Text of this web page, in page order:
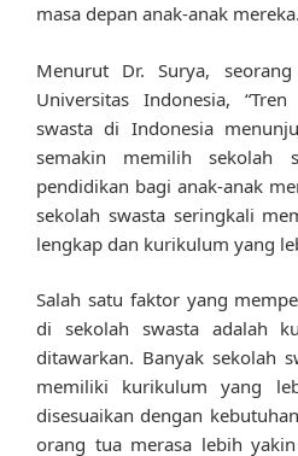
masa depan anak-anak mereka.
Menurut Dr. Surya,
Universitas Indonesia,
swasta di Indonesia
semakin memilih sekolah
pendidikan bagi anak-anak
sekolah swasta seringkali
lengkap dan kurikulum yang
Salah satu faktor yang
di sekolah swasta adalah
ditawarkan. Banyak sekolah
memiliki kurikulum yang
disesuaikan dengan
orang tua merasa lebih